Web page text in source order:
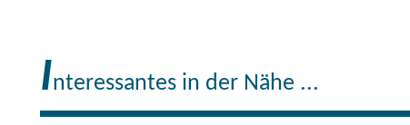
Interessantes in der Nähe ...